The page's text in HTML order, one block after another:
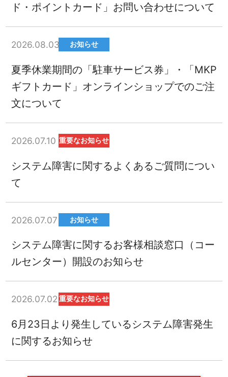
ド・ポイントカード」お問い合わせについて
2026.08.03 お知らせ
夏季休業期間の「駐車サービス券」・「MKP
ギフトカード」オンラインショップでのご注
文について
2026.07.10 重要なお知らせ
システム障害に関するよくあるご質問につい
て
2026.07.07 お知らせ
システム障害に関するお客様相談窓口（コー
ルセンター）開設のお知らせ
2026.07.02 重要なお知らせ
6月23日より発生しているシステム障害発生
に関するお知らせ